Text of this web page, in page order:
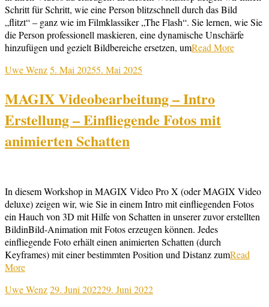
Schritt für Schritt, wie eine Person blitzschnell durch das Bild
„flitzt“ – ganz wie im Filmklassiker „The Flash“. Sie lernen, wie Sie
die Person professionell maskieren, eine dynamische Unschärfe
hinzufügen und gezielt Bildbereiche ersetzen, umRead More
Uwe Wenz5. Mai 20255. Mai 2025
MAGIX Videobearbeitung – Intro
Erstellung – Einfliegende Fotos mit
animierten Schatten
In diesem Workshop in MAGIX Video Pro X (oder MAGIX Video
deluxe) zeigen wir, wie Sie in einem Intro mit einfliegenden Fotos
ein Hauch von 3D mit Hilfe von Schatten in unserer zuvor erstellten
BildinBild-Animation mit Fotos erzeugen können. Jedes
einfliegende Foto erhält einen animierten Schatten (durch
Keyframes) mit einer bestimmten Position und Distanz zumRead
More
Uwe Wenz29. Juni 202229. Juni 2022